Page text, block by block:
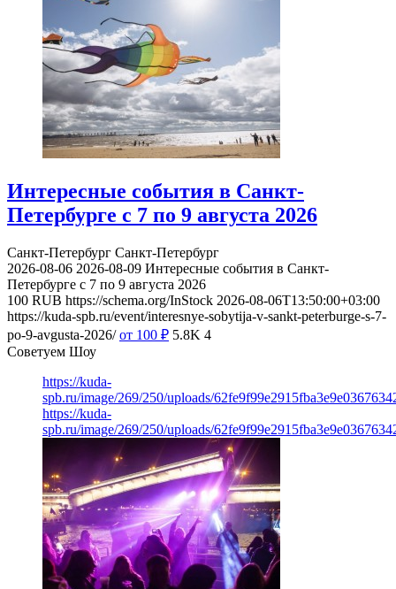
Интересные события в Санкт-
Петербурге с 7 по 9 августа 2026
Санкт-Петербург Санкт-Петербург
2026-08-06 2026-08-09 Интересные события в Санкт-
Петербурге с 7 по 9 августа 2026
100 RUB https://schema.org/InStock 2026-08-06T13:50:00+03:00
https://kuda-spb.ru/event/interesnye-sobytija-v-sankt-peterburge-s-7-
po-9-avgusta-2026/ от 100 ₽ 5.8K 4
Советуем Шоу
https://kuda-
spb.ru/image/269/250/uploads/
https://kuda-
spb.ru/image/269/250/uploads/